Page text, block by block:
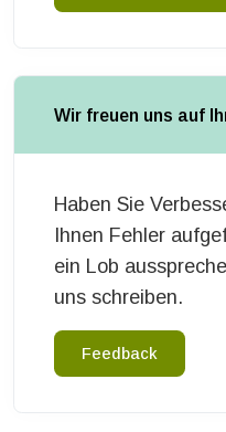
Wir freuen uns auf
Haben Sie
Ihnen Fehler
ein Lob
uns schreiben.
Feedback